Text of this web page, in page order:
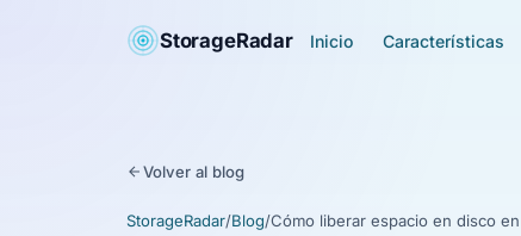
StorageRadar Inicio Características
Volver al blog
StorageRadar/Blog/Cómo liberar espacio en disco